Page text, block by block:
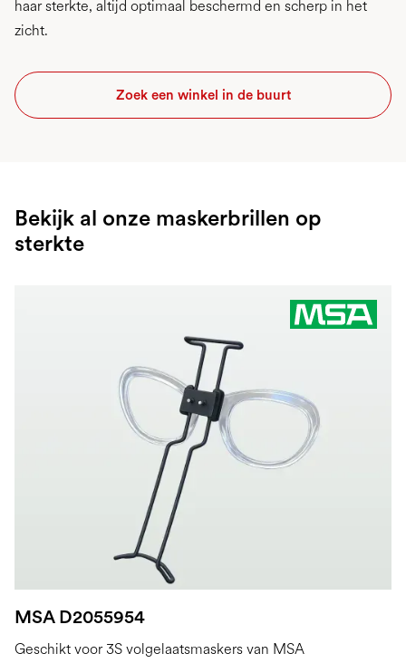
haar sterkte, altijd optimaal beschermd en scherp in het
zicht.
Zoek een winkel in de buurt
Bekijk al onze maskerbrillen op
sterkte
MSA D2055954
Geschikt voor 3S volgelaatsmaskers van MSA